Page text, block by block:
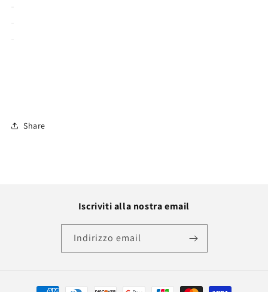
Share
Iscriviti alla nostra email
Indirizzo email
Metodi